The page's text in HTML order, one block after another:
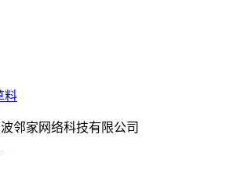
料
邻家网络科技有限公司